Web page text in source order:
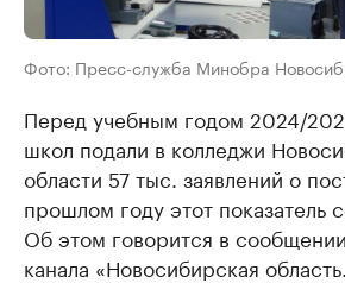
Фото: Пресс-служба Минобра
Перед учебным годом 2024/
школ подали в колледжи
области 57 тыс. заявлений о
прошлом году этот показатель
Об этом говорится в
канала «Новосибирская